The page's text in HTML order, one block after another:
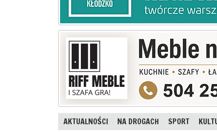
AKTUALNOŚCI NA DROGACH SPORT